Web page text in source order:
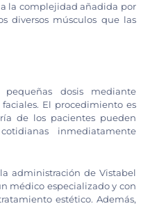
la complejidad añadida por
diversos músculos que las
dosis mediante
El procedimiento es
de los pacientes pueden
inmediatamente
administración de Vistabel
médico especializado y con
estético. Además,